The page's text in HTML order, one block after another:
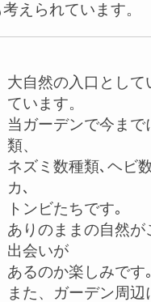
えられています。
大自然の入口とし
ています。
当ガーデンで今ま
類、
ネズミ数種類､ヘビ
カ､
トンビたちです｡
ありのままの自然
出会いが
あるのか楽しみです
また、ガーデン周